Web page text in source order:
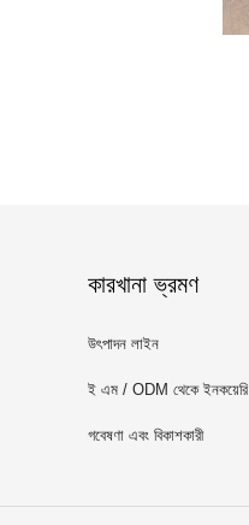
কারখানা ভ্রমণ
উৎপাদন লাইন
ই এম / ODM থেকে ইনকয়েরি
গবেষণা এবং বিকাশকারী